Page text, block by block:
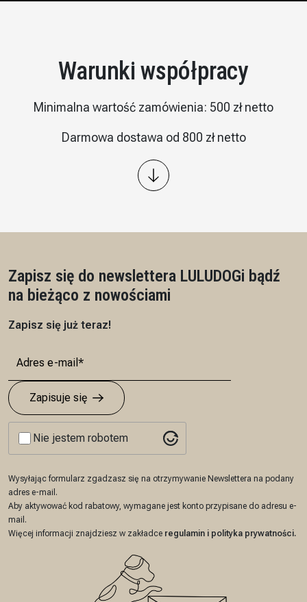
Warunki współpracy
Minimalna wartość zamówienia: 500 zł netto
Darmowa dostawa od 800 zł netto
Wysyłka: kurier InPost
Zapisz się do newslettera LULUDOGi bądź
na bieżąco z nowościami
Zapisz się już teraz!
Zapisuje się
Nie jestem robotem
Wysyłając formularz zgadzasz się na otrzymywanie Newslettera na podany
adres e-mail.
Aby aktywować kod rabatowy, wymagane jest konto przypisane do adresu e-
mail.
Więcej informacji znajdziesz w zakładce regulamin i polityka prywatności.